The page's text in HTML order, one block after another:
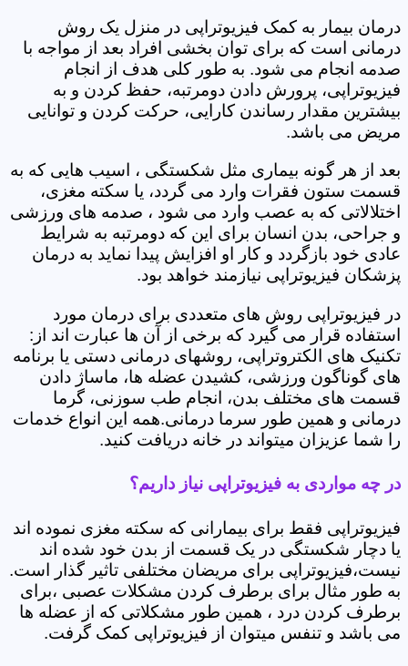
درمان بیمار به کمک فیزیوتراپی در منزل یک روش
درمانی است که برای توان بخشی افراد بعد از مواجه با
صدمه انجام می شود. به طور کلی هدف از انجام
فیزیوتراپی، پرورش دادن دومرتبه، حفظ کردن و به
بیشترین مقدار رساندن کارایی، حرکت کردن و توانایی
مریض می باشد.
بعد از هر گونه بیماری مثل شکستگی ، اسیب هایی که به
قسمت ستون فقرات وارد می گردد، یا سکته مغزی،
اختلالاتی که به عصب وارد می شود ، صدمه های ورزشی
و جراحی، بدن انسان برای این که دومرتبه به شرایط
عادی خود بازگردد و کار او افزایش پیدا نماید به درمان
پزشکان فیزیوتراپی نیازمند خواهد بود.
در فیزیوتراپی روش های متعددی برای درمان مورد
استفاده قرار می گیرد که برخی از آن ها عبارت اند از:
تکنیک های الکتروتراپی، روشهای درمانی دستی یا برنامه
های گوناگون ورزشی، کشیدن عضله ها، ماساژ دادن
قسمت های مختلف بدن، انجام طب سوزنی، گرما
درمانی و همین طور سرما درمانی.همه این انواع خدمات
را شما عزیزان میتواند در خانه دریافت کنید.
در چه مواردی به فیزیوتراپی نیاز داریم؟
فیزیوتراپی فقط برای بیمارانی که سکته مغزی نموده اند
یا دچار شکستگی در یک قسمت از بدن خود شده اند
نیست،فیزیوتراپی برای مریضان مختلفی تاثیر گذار است.
به طور مثال برای برطرف کردن مشکلات عصبی ،برای
برطرف کردن درد ، همین طور مشکلاتی که از عضله ها
می باشد و تنفس میتوان از فیزیوتراپی کمک گرفت.